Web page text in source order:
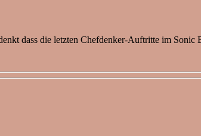
dass die letzten Chefdenker-Auftritte im